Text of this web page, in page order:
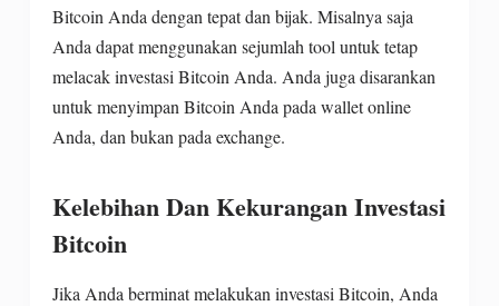
Bitcoin Anda dengan tepat dan bijak. Misalnya saja
Anda dapat menggunakan sejumlah tool untuk tetap
melacak investasi Bitcoin Anda. Anda juga disarankan
untuk menyimpan Bitcoin Anda pada wallet online
Anda, dan bukan pada exchange.
Kelebihan Dan Kekurangan Investasi
Bitcoin
Jika Anda berminat melakukan investasi Bitcoin, Anda